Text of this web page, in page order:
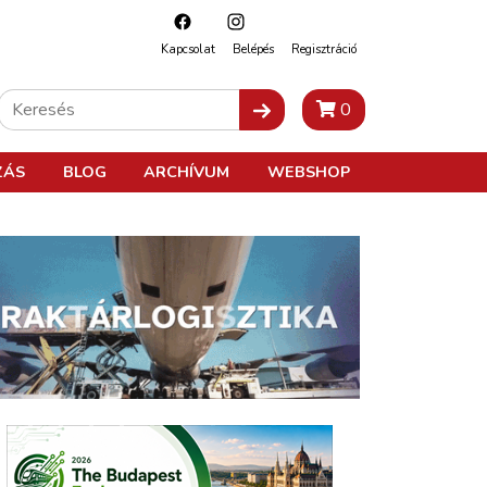
Kapcsolat Belépés Regisztráció
0
BLOG ARCHÍVUM WEBSHOP